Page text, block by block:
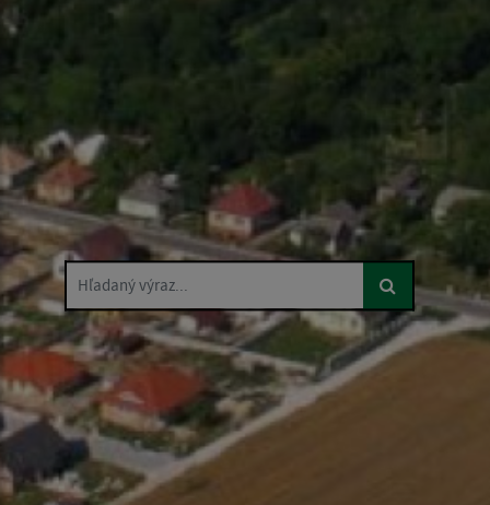
Hľadaný výraz...